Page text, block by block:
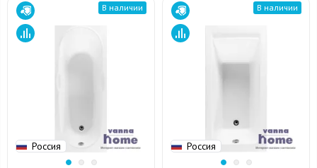
Россия
В наличии
Россия
В наличии